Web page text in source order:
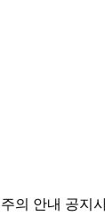
의 안내 공지